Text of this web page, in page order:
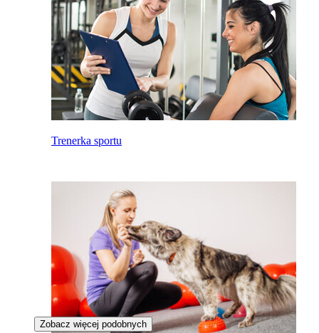
Trenerka sportu
Zobacz więcej podobnych